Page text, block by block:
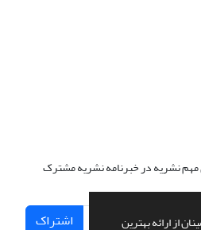
از ارائه بهترین
مهم نشریه در خبرنامه نشریه مشترک
اشتراک